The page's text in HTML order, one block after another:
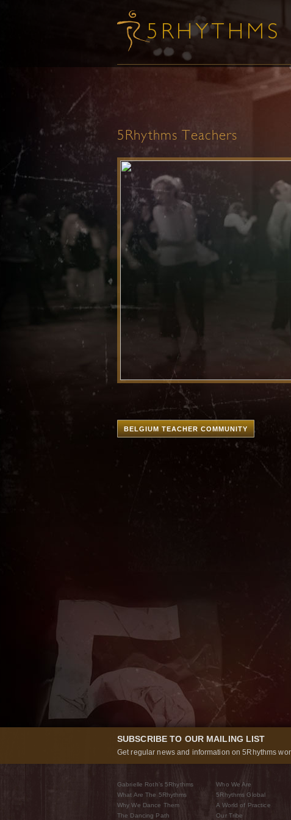
5Rhythms Teachers
BELGIUM TEACHER COMMUNITY
SUBSCRIBE TO OUR MAILING LIST
Get regular news and information on 5Rhythms
Gabrielle Roth’s 5Rhythms
What Are The 5Rhythms
Why We Dance Them
The Dancing Path
Who We Are
5Rhythms Global
A World of Practice
Our Tribe